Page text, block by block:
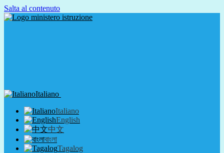
Salta al contenuto
Italiano
Italiano
English
中文
বাংলা
Tagalog